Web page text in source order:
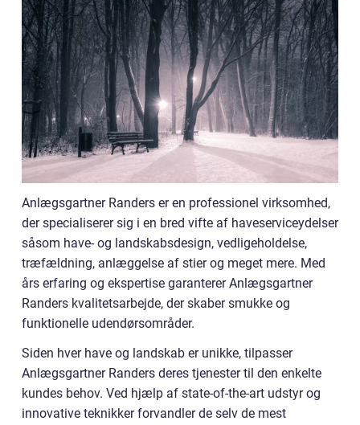
Anlægsgartner Randers er en professionel virksomhed,
der specialiserer sig i en bred vifte af haveserviceydelser
såsom have- og landskabsdesign, vedligeholdelse,
træfældning, anlæggelse af stier og meget mere. Med
års erfaring og ekspertise garanterer Anlægsgartner
Randers kvalitetsarbejde, der skaber smukke og
funktionelle udendørsområder.
Siden hver have og landskab er unikke, tilpasser
Anlægsgartner Randers deres tjenester til den enkelte
kundes behov. Ved hjælp af state-of-the-art udstyr og
innovative teknikker forvandler de selv de mest